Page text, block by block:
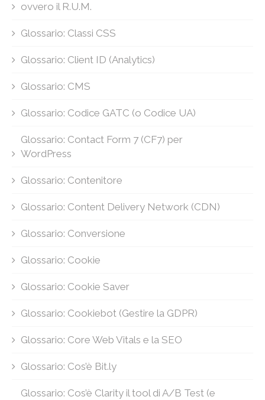
ovvero il R.U.M.
Glossario: Classi CSS
Glossario: Client ID (Analytics)
Glossario: CMS
Glossario: Codice GATC (o Codice UA)
Glossario: Contact Form 7 (CF7) per
WordPress
Glossario: Contenitore
Glossario: Content Delivery Network (CDN)
Glossario: Conversione
Glossario: Cookie
Glossario: Cookie Saver
Glossario: Cookiebot (Gestire la GDPR)
Glossario: Core Web Vitals e la SEO
Glossario: Cos’è Bit.ly
Glossario: Cos’è Clarity il tool di A/B Test (e